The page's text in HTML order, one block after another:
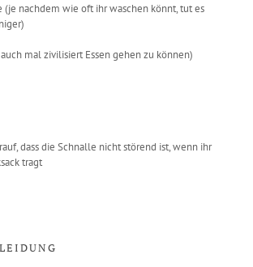
(je nachdem wie oft ihr waschen könnt, tut es
mal zivilisiert Essen gehen zu können)
dass die Schnalle nicht störend ist, wenn ihr
tragt